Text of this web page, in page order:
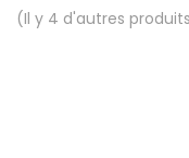
(Il y 4 d'autres